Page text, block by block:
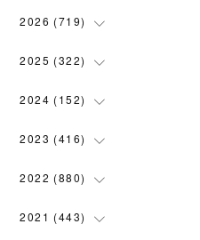
2026 (719)
(12)
(102
( 110
( 119
2025 (322)
(90)
( 100
(74)
( 4 )
2024 (152)
(5 )
(5)
( 7 )
2023 (416)
(28)
( 58)
2022 (880)
(31)
2021 (443)